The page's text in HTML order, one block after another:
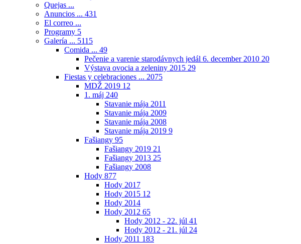
Quejas ...
Anuncios ... 431
El correo ...
Programy 5
Galería ... 5115
Comida ... 49
Pečenie a varenie starodávnych jedál 6. december 2010 20
Výstava ovocia a zeleniny 2015 29
Fiestas y celebraciones ... 2075
MDŽ 2019 12
1. máj 240
Stavanie mája 2011
Stavanie mája 2009
Stavanie mája 2008
Stavanie mája 2019 9
Fašiangy 95
Fašiangy 2019 21
Fašiangy 2013 25
Fašiangy 2008
Hody 877
Hody 2017
Hody 2015 12
Hody 2014
Hody 2012 65
Hody 2012 - 22. júl 41
Hody 2012 - 21. júl 24
Hody 2011 183